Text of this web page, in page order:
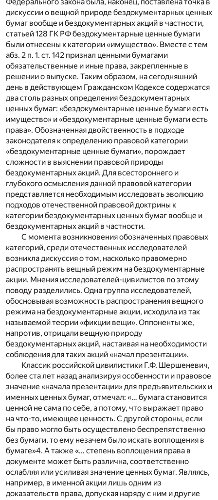
Федерального закона была, наконец, поставлена точка в
дискуссии о вещной природе бездокументарных ценных
бумаг вообще и бездокументарных акций в частности,
статьей 128 ГК РФ бездокументарные ценные бумаги
были отнесены к категории «имущество». Вместе с тем
абз. 2 п. 1. ст. 142 признал ценными бумагами
обязательственные и иные права, закрепленные в
решении о выпуске. Таким образом, на сегодняшний
день в действующем Гражданском Кодексе содержатся
два столь разных определения бездокументарных
ценных бумаг: «бездокументарные ценные бумаги есть
имущество» и «бездокументарные ценные бумаги есть
права». Обозначенная двойственность в подходе
законодателя к определению правовой категории
«бездокументарные ценные бумаги», порождает
сложности в выяснении правовой природы
бездокументарных акций. Для всестороннего и
глубокого осмысления данной правовой категории
представляется необходимым исследовать эволюцию
подходов отечественной правовой доктрины к
категории бездокументарных ценных бумаг вообще и
бездокументарных акций в частности.
С момента возникновения обозначенных правовых
категорий, среди отечественных исследователей
возникла дискуссия о том, насколько правомерно
распространять вещный режим на бездокументарные
акции. Мнения исследователей-цивилистов по этому
поводу разделились. Одна группа исследователей,
обосновывая возможность распространения вещного
режима на бездокументарные акции, исходила из так
называемой теории «фикции вещи». Оппоненты же,
напротив, отрицали вещную природу
бездокументарных акций, настаивая на необходимости
соблюдения для таких акций «начал презентации».
Классик российской цивилистики Г.Ф. Шершеневич,
более ста лет назад анализируя особенности и правовое
значение «начала презентации» для предъявительских и
именных ценных бумаг, отмечал: «… бу­мага становится
ценной не сама по себе, а потому, что выражает право
на что-то, имеющее ценность. С другой стороны, если
бы право могло быть осуществлено беспрепятственно
без бумаги, то ему незачем было искать воплощения в
бумаге»4. А также «… степень воплощения права в
документе может быть различна, соответственно
ослабляя или усиливая значение ценных бумаг. Являясь,
например, в именной акции лишь одним из
доказательств права, допуская наряду с ним и другие